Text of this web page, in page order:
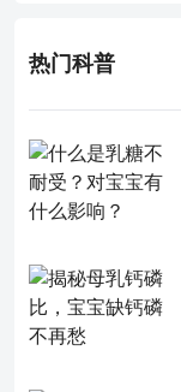
热门科普